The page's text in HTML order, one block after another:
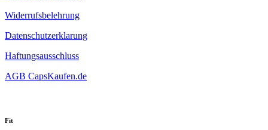
Widerrufsbelehrung
Datenschutzerklarung
Haftungsausschluss
AGB CapsKaufen.de
Fit